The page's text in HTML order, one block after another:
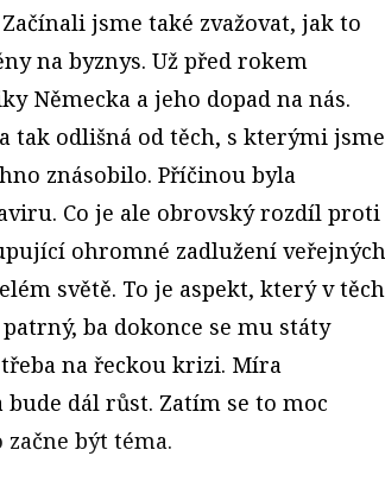
jsme také zvažovat, jak to
na byznys. Už před rokem
Německa a jeho dopad na nás.
tak odlišná od těch, s kterými jsme
znásobilo. Příčinou byla
Co je ale obrovský rozdíl proti
ohromné zadlužení veřejných
světě. To je aspekt, který v těch
ba dokonce se mu státy
na řeckou krizi. Míra
dál růst. Zatím se to moc
být téma.